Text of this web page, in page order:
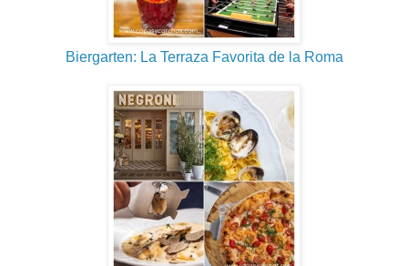
Biergarten: La Terraza Favorita de la Roma